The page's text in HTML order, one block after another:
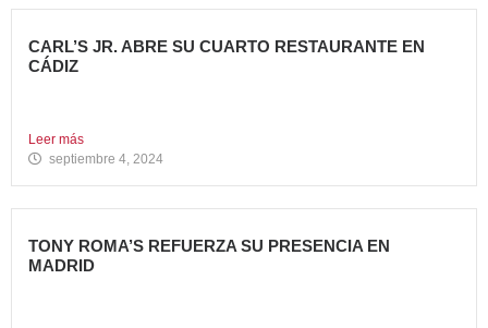
CARL’S JR. ABRE SU CUARTO RESTAURANTE EN
CÁDIZ
Leer más
septiembre 4, 2024
TONY ROMA’S REFUERZA SU PRESENCIA EN
MADRID